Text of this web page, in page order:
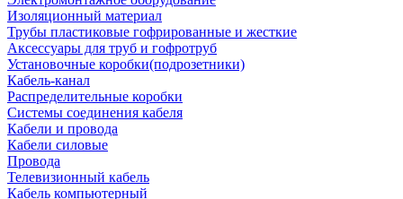
Изоляционный материал
Трубы пластиковые гофрированные и жесткие
Аксессуары для труб и гофротруб
Установочные коробки(подрозетники)
Кабель-канал
Распределительные коробки
Системы соединения кабеля
Кабели и провода
Кабели силовые
Провода
Телевизионный кабель
Кабель компьютерный